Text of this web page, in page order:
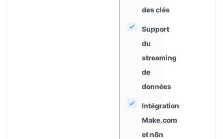
des clés
Support
du
streaming
de
données
Intégration
Make.com
et n8n